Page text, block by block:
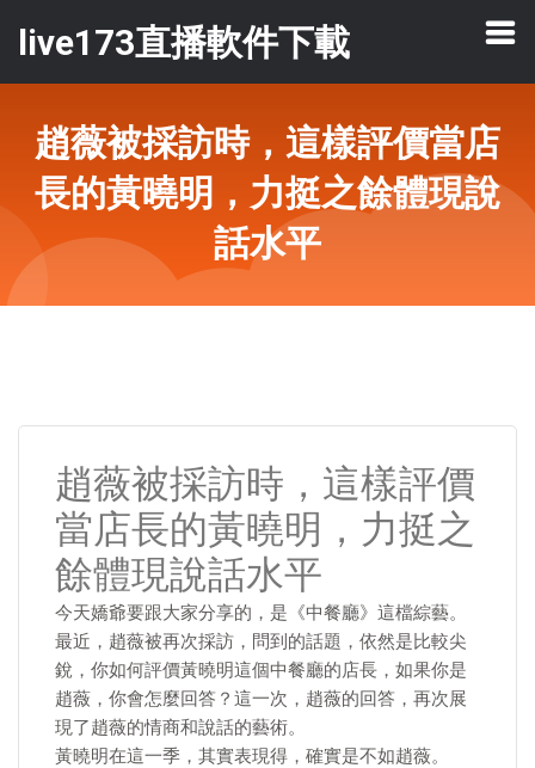
live173直播軟件下載
趙薇被採訪時，這樣評價當店
長的黃曉明，力挺之餘體現說
話水平
趙薇被採訪時，這樣評價
當店長的黃曉明，力挺之
餘體現說話水平
今天嬌爺要跟大家分享的，是《中餐廳》這檔綜藝。
最近，趙薇被再次採訪，問到的話題，依然是比較尖
銳，你如何評價黃曉明這個中餐廳的店長，如果你是
趙薇，你會怎麼回答？這一次，趙薇的回答，再次展
現了趙薇的情商和說話的藝術。
黃曉明在這一季，其實表現得，確實是不如趙薇。